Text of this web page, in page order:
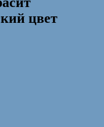
цвет